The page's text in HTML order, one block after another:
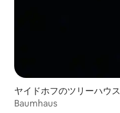
ヤイドホフのツリーハウス
Baumhaus